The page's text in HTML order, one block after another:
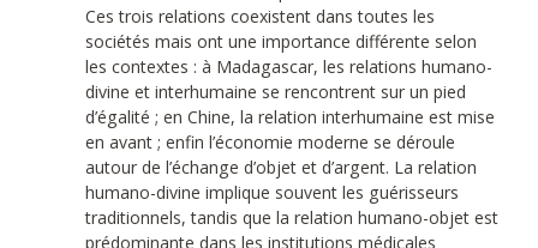
Ces trois relations coexistent dans toutes les
sociétés mais ont une importance différente selon
les contextes : à Madagascar, les relations humano-
divine et interhumaine se rencontrent sur un pied
d’égalité ; en Chine, la relation interhumaine est mise
en avant ; enfin l’économie moderne se déroule
autour de l’échange d’objet et d’argent. La relation
humano-divine implique souvent les guérisseurs
traditionnels, tandis que la relation humano-objet est
prédominante dans les institutions médicales